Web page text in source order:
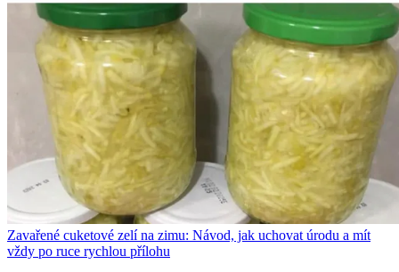
Zavařené cuketové zelí na zimu: Návod, jak uchovat úrodu a mít
vždy po ruce rychlou přílohu